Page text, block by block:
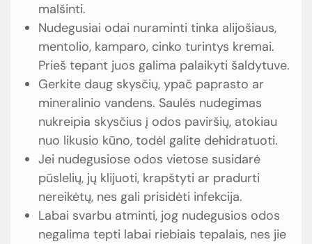
malšinti.
Nudegusiai odai nuraminti tinka alijošiaus,
mentolio, kamparo, cinko turintys kremai.
Prieš tepant juos galima palaikyti šaldytuve.
Gerkite daug skysčių, ypač paprasto ar
mineralinio vandens. Saulės nudegimas
nukreipia skysčius į odos paviršių, atokiau
nuo likusio kūno, todėl galite dehidratuoti.
Jei nudegusiose odos vietose susidarė
pūslelių, jų klijuoti, krapštyti ar pradurti
nereikėtų, nes gali prisidėti infekcija.
Labai svarbu atminti, jog nudegusios odos
negalima tepti labai riebiais tepalais, nes jie